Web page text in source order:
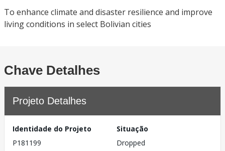
To enhance climate and disaster resilience and improve
living conditions in select Bolivian cities
Chave Detalhes
Projeto Detalhes
Identidade do Projeto
P181199
Situação
Dropped